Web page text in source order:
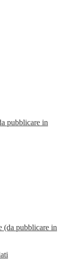
pubblicare in
(da pubblicare in